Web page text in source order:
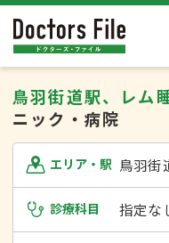
鳥羽街道駅、レム
ニック・病院
エリア・駅 鳥羽街
診療科目 指定な